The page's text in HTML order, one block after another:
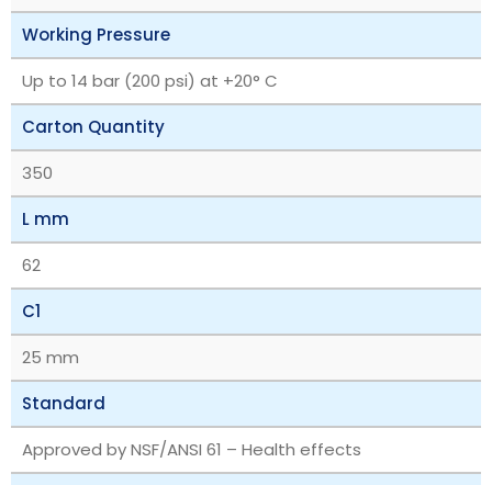
Working Pressure
Up to 14 bar (200 psi) at +20° C
Carton Quantity
350
L mm
62
C1
25 mm
Standard
Approved by NSF/ANSI 61 – Health effects